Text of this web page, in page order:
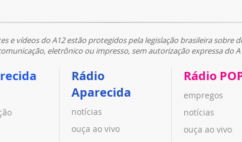
e vídeos do A12 estão protegidos pela legislação brasileira sobre
eletrônico ou impresso, sem autorização expressa do
Rádio
Aparecida
notícias
ouça ao vivo
Rádio
empregos
notícias
ouça ao vivo